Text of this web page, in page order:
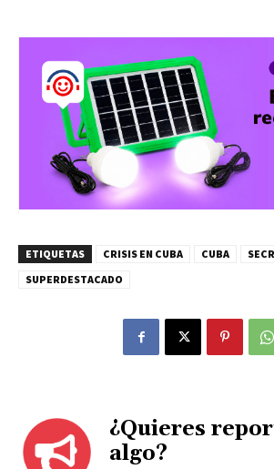
ETIQUETAS CRISIS EN CUBA CUBA
SUPERDESTACADO
¿Quieres
algo?